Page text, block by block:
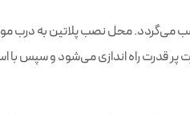
محل نصب پلاتین به درب موتور
پر قدرت راه اندازی می‌شود و سپس با